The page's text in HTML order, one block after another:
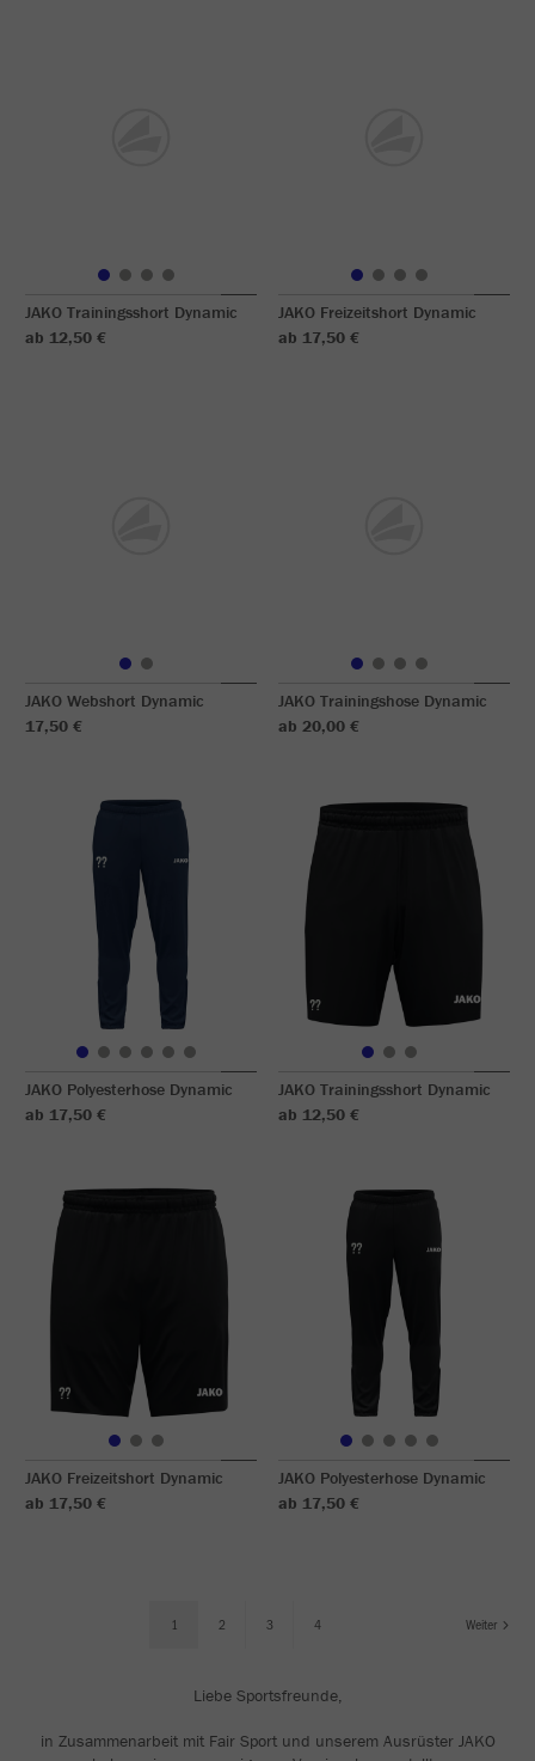
JAKO Trainingsshort Dynamic
ab 12,50 €
JAKO Freizeitshort Dynamic
ab 17,50 €
JAKO Webshort Dynamic
17,50 €
JAKO Trainingshose Dynamic
ab 20,00 €
JAKO Polyesterhose Dynamic
ab 17,50 €
JAKO Trainingsshort Dynamic
ab 12,50 €
JAKO Freizeitshort Dynamic
ab 17,50 €
JAKO Polyesterhose Dynamic
ab 17,50 €
1 2 3 4 Weiter
Liebe Sportsfreunde,
in Zusammenarbeit mit Fair Sport und unserem Ausrüster JAKO